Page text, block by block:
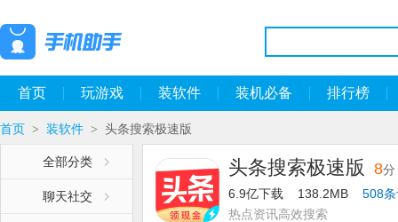
首页 玩游戏 装软件 装机必备 排行榜
首页 > 装软件 > 头条搜索极速版
全部分类
聊天社交
头条搜索极速版 8分
6.9亿下载
138.2MB
508
热点资讯高效搜索